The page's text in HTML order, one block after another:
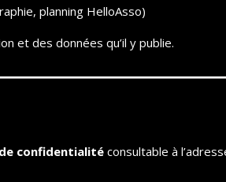
planning HelloAsso)
et des données qu’il y publie.
confidentialitéconsultable à